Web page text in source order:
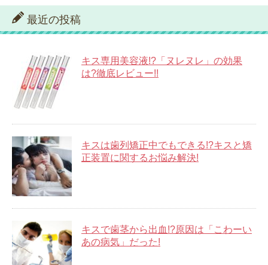
最近の投稿
キス専用美容液!?「ヌレヌレ」の効果
は?徹底レビュー!!
キスは歯列矯正中でもできる!?キスと矯
正装置に関するお悩み解決!
キスで歯茎から出血!?原因は「こわーい
あの病気」だった!